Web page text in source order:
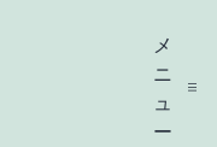
メ
ニ
ュ
ー